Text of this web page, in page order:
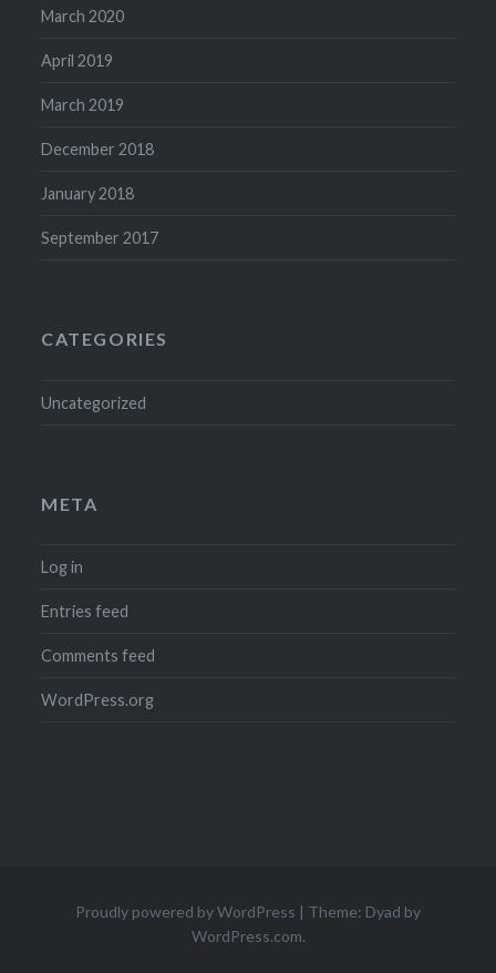
March 2020
April 2019
March 2019
December 2018
January 2018
September 2017
CATEGORIES
Uncategorized
META
Log in
Entries feed
Comments feed
WordPress.org
Proudly powered by WordPress | Theme: Dyad by
WordPress.com.